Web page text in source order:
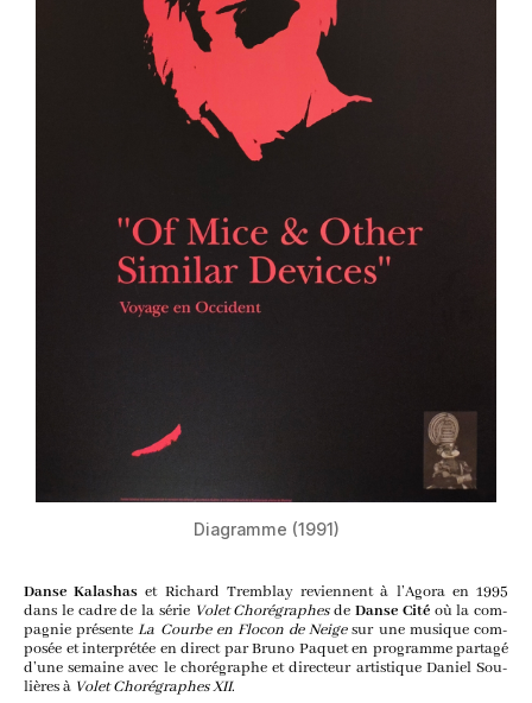
Dia­gramme (1991)
Danse Kala­shas et Richard Trem­blay reviennent à l’A­go­ra en1995
dans le cadre de la série Volet Cho­ré­graphesde Danse Citéoù la com­
pa­gnie pré­senteLa Courbe en Flo­con de Neigesur une musique com­
po­sée et inter­pré­tée en direct par Bru­no Paquet en pro­gramme par­ta­gé
d’une semaine avec le cho­ré­graphe et direc­teur artis­tique Daniel Sou­
lières à Volet Cho­ré­graphes XII.